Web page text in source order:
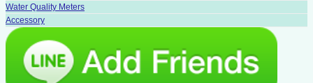
Water Quality Meters
Accessory